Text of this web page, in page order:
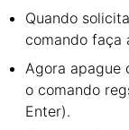
Quando
comando faça
Agora apague
o comando
Enter).